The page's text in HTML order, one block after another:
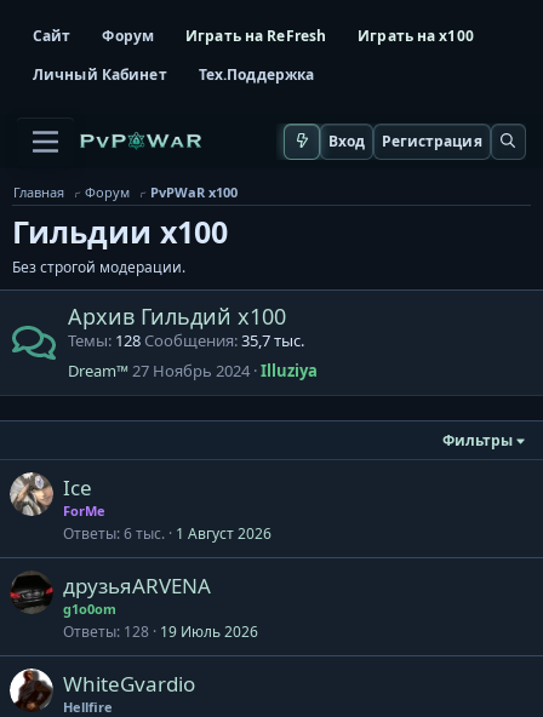
Сайт Форум Играть на ReFresh
Играть на x100
Личный Кабинет
Тех.Поддержка
Вход Регистрация
Главная Форум PvPWaR x100
Гильдии x100
Без строгой модерации.
Архив Гильдий x100
Темы 128 Сообщения 35,7 тыс.
Dream™ 27 Ноябрь 2024 Illuziya
Фильтры
Ice
ForMe
Ответы 6 тыс. 1 Август 2026
друзьяARVENA
g1o0om
Ответы 128 19 Июль 2026
WhiteGvardio
Hellfire